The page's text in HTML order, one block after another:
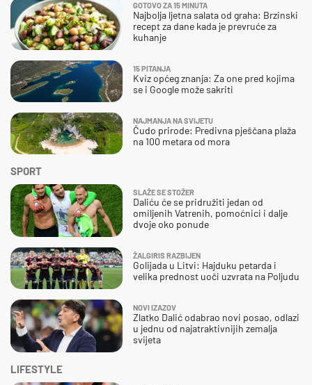
SPORT
SLAŽE SE STOŽER
Daliću će se pridružiti jedan od
omiljenih Vatrenih, pomoćnici i dalje
dvoje oko ponude
ŽALGIRIS RAZBIJEN
Golijada u Litvi: Hajduku petarda i
velika prednost uoči uzvrata na Poljudu
NOVI IZAZOV
Zlatko Dalić odabrao novi posao, odlazi
u jednu od najatraktivnijih zemalja
svijeta
GOTOVO ZA 15 MINUTA
Najbolja ljetna salata od graha: Brzinski
recept za dane kada je prevruće za
kuhanje
15 PITANJA
Kviz općeg znanja: Za one pred kojima
se i Google može sakriti
NAJMANJA NA SVIJETU
Čudo prirode: Predivna pješčana plaža
na 100 metara od mora
LIFESTYLE